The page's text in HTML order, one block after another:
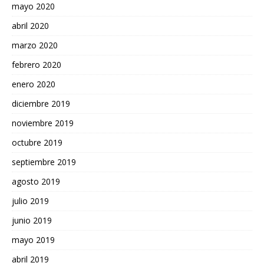
mayo 2020
abril 2020
marzo 2020
febrero 2020
enero 2020
diciembre 2019
noviembre 2019
octubre 2019
septiembre 2019
agosto 2019
julio 2019
junio 2019
mayo 2019
abril 2019